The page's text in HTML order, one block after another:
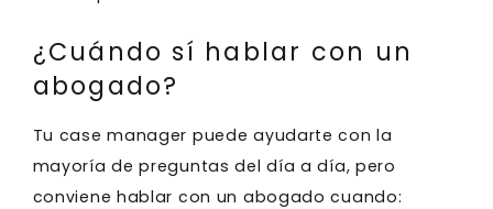
¿Cuándo sí hablar con un
abogado?
Tu case manager puede ayudarte con la
mayoría de preguntas del día a día, pero
conviene hablar con un abogado cuando: